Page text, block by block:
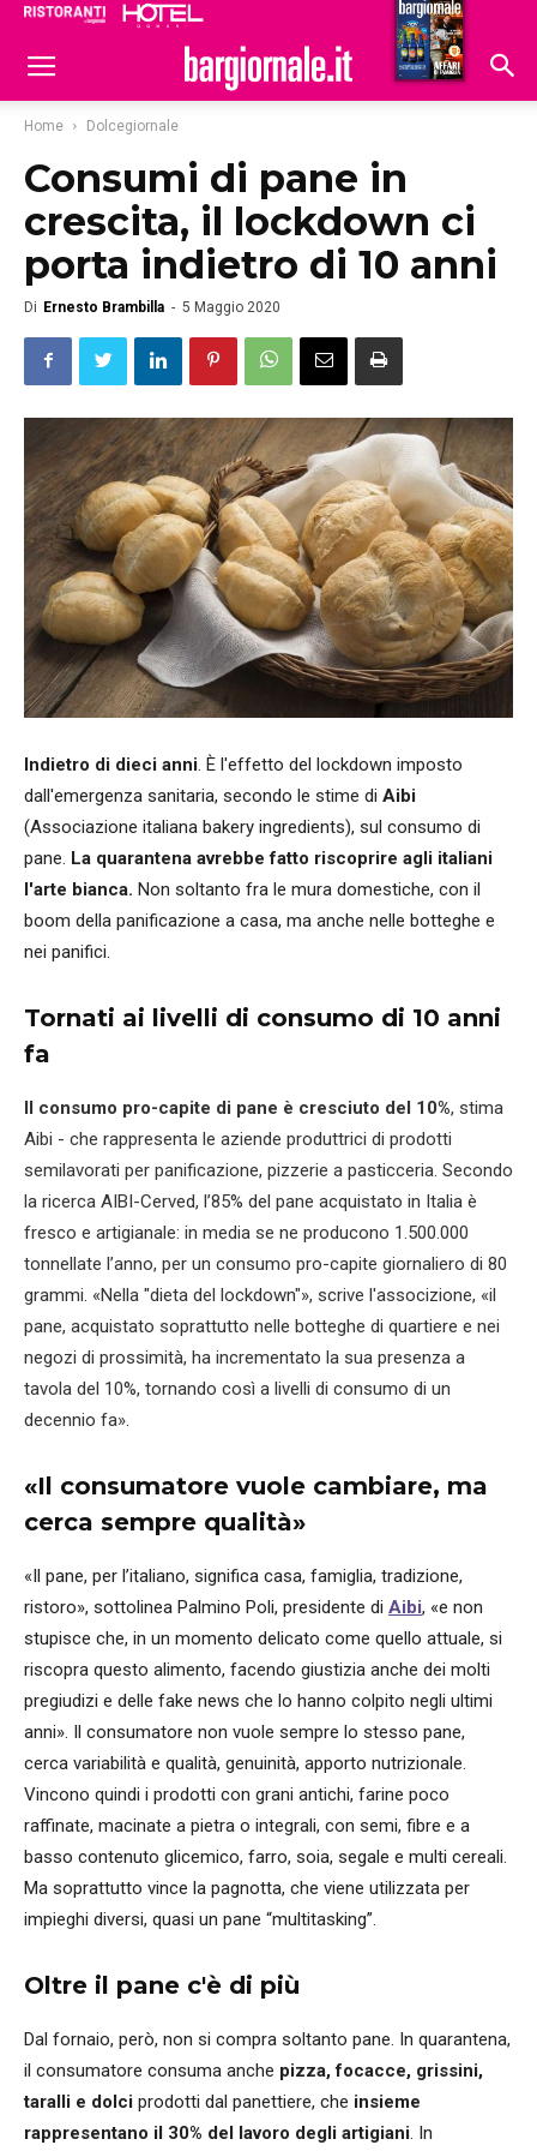
Hoteldomani
Home Dolcegiornale
Consumi di pane in
crescita, il lockdown ci
porta indietro di 10 anni
Di Ernesto Brambilla - 5 Maggio 2020
Indietro di dieci anni. È l'effetto del lockdown imposto
dall'emergenza sanitaria, secondo le stime di Aibi
(Associazione italiana bakery ingredients), sul consumo di
pane. La quarantena avrebbe fatto riscoprire agli italiani
l'arte bianca. Non soltanto fra le mura domestiche, con il
boom della panificazione a casa, ma anche nelle botteghe e
nei panifici.
Tornati ai livelli di consumo di 10 anni
fa
Il consumo pro-capite di pane è cresciuto del 10%, stima
Aibi - che rappresenta le aziende produttrici di prodotti
semilavorati per panificazione, pizzerie a pasticceria. Secondo
la ricerca AIBI-Cerved, l’85% del pane acquistato in Italia è
fresco e artigianale: in media se ne producono 1.500.000
tonnellate l’anno, per un consumo pro-capite giornaliero di 80
grammi. «Nella "dieta del lockdown"», scrive l'associzione, «il
pane, acquistato soprattutto nelle botteghe di quartiere e nei
negozi di prossimità, ha incrementato la sua presenza a
tavola del 10%, tornando così a livelli di consumo di un
decennio fa».
«Il consumatore vuole cambiare, ma
cerca sempre qualità»
«Il pane, per l’italiano, significa casa, famiglia, tradizione,
ristoro», sottolinea Palmino Poli, presidente di Aibi, «e non
stupisce che, in un momento delicato come quello attuale, si
riscopra questo alimento, facendo giustizia anche dei molti
pregiudizi e delle fake news che lo hanno colpito negli ultimi
anni». Il consumatore non vuole sempre lo stesso pane,
cerca variabilità e qualità, genuinità, apporto nutrizionale.
Vincono quindi i prodotti con grani antichi, farine poco
raffinate, macinate a pietra o integrali, con semi, fibre e a
basso contenuto glicemico, farro, soia, segale e multi cereali.
Ma soprattutto vince la pagnotta, che viene utilizzata per
impieghi diversi, quasi un pane “multitasking”.
Oltre il pane c'è di più
Dal fornaio, però, non si compra soltanto pane. In quarantena,
il consumatore consuma anche pizza, focacce, grissini,
taralli e dolci prodotti dal panettiere, che insieme
rappresentano il 30% del lavoro degli artigiani. In